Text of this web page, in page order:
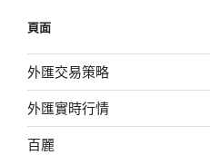
字:
頁面
外匯交易策略
外匯實時行情
百麗